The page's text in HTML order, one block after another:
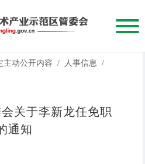
主动公开内容 / 人事信息 /
关于李新龙任免职
通知